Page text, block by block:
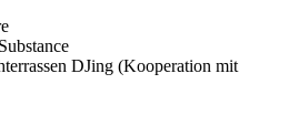
DJing (Kooperation mit